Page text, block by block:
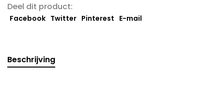
Deel dit product:
Facebook Twitter Pinterest E-mail
Beschrijving